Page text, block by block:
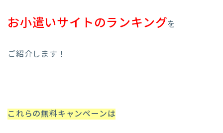
お小遣いサイトのランキングを
ご紹介します！
これらの無料キャンペーンは